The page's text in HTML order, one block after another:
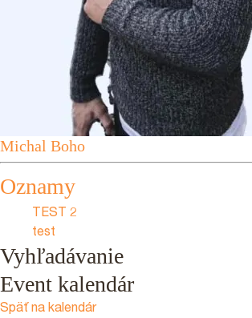
Michal Boho
Oznamy
TEST 2
test
Vyhľadávanie
Event kalendár
Späť na kalendár